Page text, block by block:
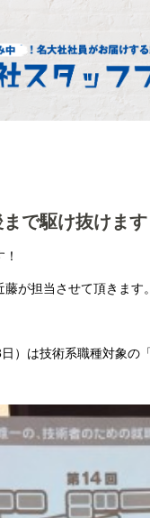
で駆け抜けます
が担当させて頂きます。
）は技術系職種対象の